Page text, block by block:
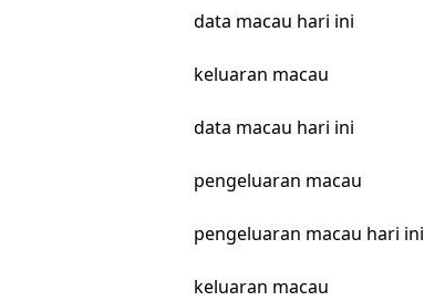
data macau hari ini
keluaran macau
data macau hari ini
pengeluaran macau
pengeluaran macau hari ini
keluaran macau